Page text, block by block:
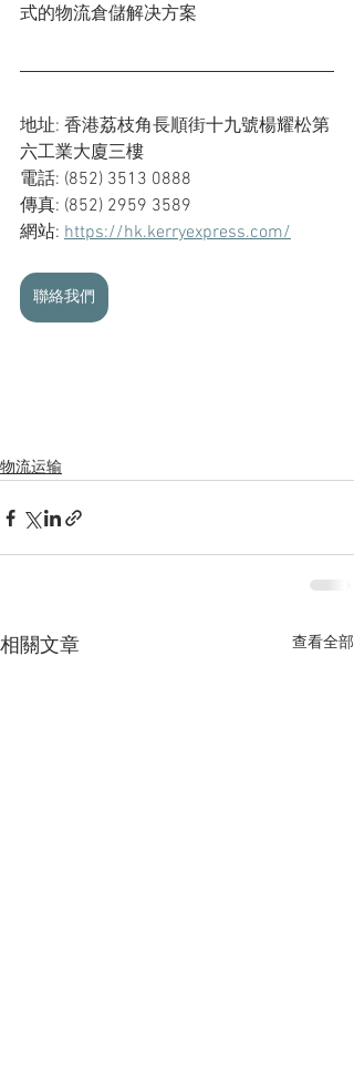
式的物流倉儲解决方案
地址: 香港荔枝角長順街十九號楊耀松第
六工業大廈三樓
電話: (852) 3513 0888
傳真: (852) 2959 3589
網站: https://hk.kerryexpress.com/
聯絡我們
物流运输
相關文章 查看全部